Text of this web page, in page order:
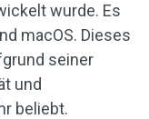
wurde. Es
macOS. Dieses
seiner
und
beliebt.